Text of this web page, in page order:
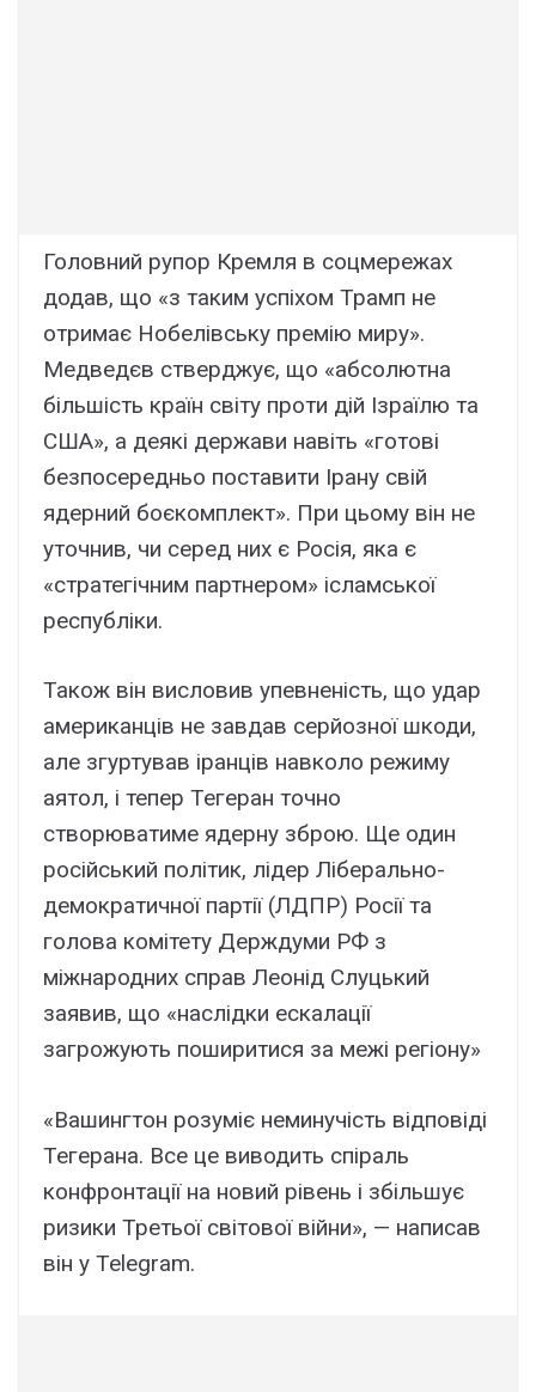
Головний рупор Кремля в соцмережах
додав, що «з таким успіхом Трамп не
отримає Нобелівську премію миру».
Медведєв стверджує, що «абсолютна
більшість країн світу проти дій Ізраїлю та
США», а деякі держави навіть «готові
безпосередньо поставити Ірану свій
ядерний боєкомплект». При цьому він не
уточнив, чи серед них є Росія, яка є
«стратегічним партнером» ісламської
республіки.
Також він висловив упевненість, що удар
американців не завдав серйозної шкоди,
але згуртував іранців навколо режиму
аятол, і тепер Тегеран точно
створюватиме ядерну зброю. Ще один
російський політик, лідер Ліберально-
демократичної партії (ЛДПР) Росії та
голова комітету Держдуми РФ з
міжнародних справ Леонід Слуцький
заявив, що «наслідки ескалації
загрожують поширитися за межі регіону»
«Вашингтон розуміє неминучість відповіді
Тегерана. Все це виводить спіраль
конфронтації на новий рівень і збільшує
ризики Третьої світової війни», — написав
він у Telegram.